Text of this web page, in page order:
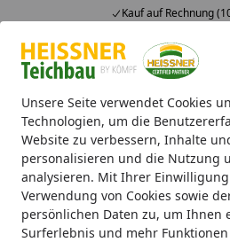
Unsere Seite verwendet Cookies
Technologien, um die
Website zu verbessern, Inhalte
personalisieren und die Nutzung
analysieren. Mit Ihrer
Verwendung von Cookies sowie
persönlichen Daten zu, um Ihnen
Surferlebnis und mehr
Kauf auf Rechnung
Alle Produkte
Mein Konto
Suchen
Startseite
Aktionen Sale % Heissner
Heissner Zinc-Combi
(016867-00)